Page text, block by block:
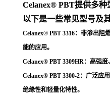
Celanex® PBT提供多种
以下是一些常见型号及
Celanex® PBT 3316：非渗出阻
能的应用。
Celanex® PBT 3309HR：高强
Celanex® PBT 3300-2：广泛应
绝缘性和轻量化特性。